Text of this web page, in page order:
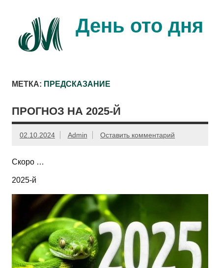
содержимому
День ото дня
МЕТКА: ПРЕДСКАЗАНИЕ
ПРОГНОЗ НА 2025-Й
02.10.2024 Admin Оставить комментарий
Скоро …
2025-й